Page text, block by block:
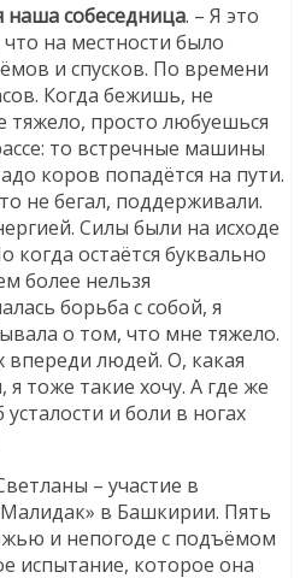
наша собеседница. – Я это
на местности было
и спусков. По времени
Когда бежишь, не
просто любуешься
то встречные машины
коров попадётся на пути.
не бегал, поддерживали.
Силы были на исходе
когда остаётся буквально
более нельзя
борьба с собой, я
о том, что мне тяжело.
впереди людей. О, какая
я тоже такие хочу. А где же
и боли в ногах
– участие в
в Башкирии. Пять
и непогоде с подъёмом
испытание, которое она